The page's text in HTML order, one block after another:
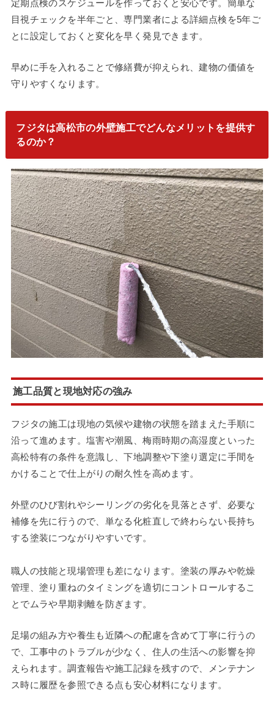
定期点検のスケジュールを作っておくと安心です。簡単な
目視チェックを半年ごと、専門業者による詳細点検を5年ご
とに設定しておくと変化を早く発見できます。
早めに手を入れることで修繕費が抑えられ、建物の価値を
守りやすくなります。
フジタは高松市の外壁施工でどんなメリットを提供す
るのか？
施工品質と現地対応の強み
フジタの施工は現地の気候や建物の状態を踏まえた手順に
沿って進めます。塩害や潮風、梅雨時期の高湿度といった
高松特有の条件を意識し、下地調整や下塗り選定に手間を
かけることで仕上がりの耐久性を高めます。
外壁のひび割れやシーリングの劣化を見落とさず、必要な
補修を先に行うので、単なる化粧直しで終わらない長持ち
する塗装につながりやすいです。
職人の技能と現場管理も差になります。塗装の厚みや乾燥
管理、塗り重ねのタイミングを適切にコントロールするこ
とでムラや早期剥離を防ぎます。
足場の組み方や養生も近隣への配慮を含めて丁寧に行うの
で、工事中のトラブルが少なく、住人の生活への影響を抑
えられます。調査報告や施工記録を残すので、メンテナン
ス時に履歴を参照できる点も安心材料になります。